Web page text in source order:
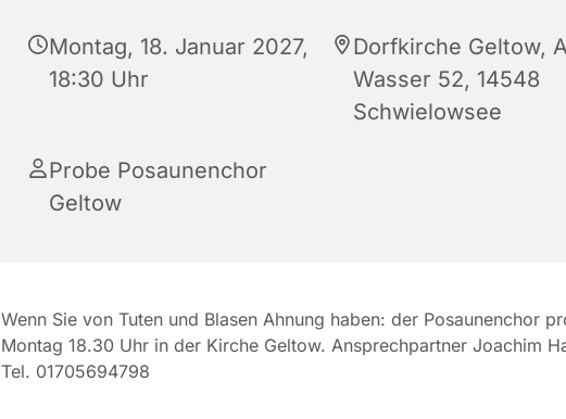
Montag, 18. Januar 2027,
18:30 Uhr
Dorfkirche Geltow,
Wasser 52, 14548
Schwielowsee
Probe Posaunenchor
Geltow
Wenn Sie von Tuten und Blasen Ahnung haben: der Posaunenchor
Montag 18.30 Uhr in der Kirche Geltow. Ansprechpartner Joachim
Tel. 01705694798